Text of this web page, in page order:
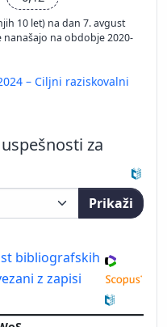
10 let) na dan 7. avgust
nanašajo na obdobje 2020-
– Ciljni raziskovalni
za
Prikaži
bibliografskih
z zapisi